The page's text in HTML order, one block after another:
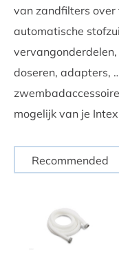
van zandfilters
automatische
doseren, adapters,
mogelijk van je
Intex slang